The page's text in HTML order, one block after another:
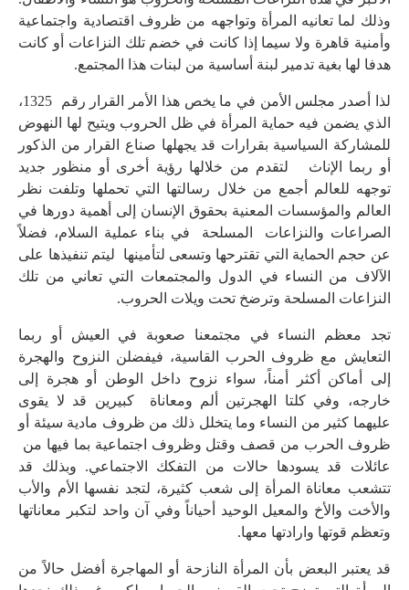
وذلك لما تعانيه المرأة وتواجهه من ظروف اقتصادية واجتماعية
وأمنية قاهرة ولا سيما إذا كانت في خضم تلك النزاعات أو كانت
هدفا لها بغية تدمير لبنة أساسية من لبنات هذا المجتمع.
لذا أصدر مجلس الأمن في ما يخص هذا الأمر القرار رقم 1325،
الذي يضمن فيه حماية المرأة في ظل الحروب ويتيح لها النهوض
للمشاركة السياسية بقرارات قد يجهلها صناع القرار من الذكور
أو ربما الإناث لتقدم من خلالها رؤية أخرى أو منظور جديد
توجهه للعالم أجمع من خلال رسالتها التي تحملها وتلفت نظر
العالم والمؤسسات المعنية بحقوق الإنسان إلى أهمية دورها في
الصراعات والنزاعات المسلحة في بناء عملية السلام، فضلاً
عن حجم الحماية التي تقترحها وتسعى لتأمينها ليتم تنفيذها على
الآلاف من النساء في الدول والمجتمعات التي تعاني من تلك
النزاعات المسلحة وترضخ تحت ويلات الحروب.
تجد معظم النساء في مجتمعنا صعوبة في العيش أو ربما
التعايش مع ظروف الحرب القاسية، فيفضلن النزوح والهجرة
إلى أماكن أكثر أمناً، سواء نزوح داخل الوطن أو هجرة إلى
خارجه، وفي كلتا الهجرتين ألم ومعاناة كبيرين قد لا يقوى
عليهما كثير من النساء وما يتخلل ذلك من ظروف مادية سيئة أو
ظروف الحرب من قصف وقتل وظروف اجتماعية بما فيها من
عائلات قد يسودها حالات من التفكك الاجتماعي. وبذلك قد
تتشعب معاناة المرأة إلى شعب كثيرة، لتجد نفسها الأم والأب
والأخت والأخ والمعيل الوحيد أحياناً وفي آن واحد لتكبر معاناتها
وتعظم قوتها وارادتها معها.
قد يعتبر البعض بأن المرأة النازحة أو المهاجرة أفضل حالاً من